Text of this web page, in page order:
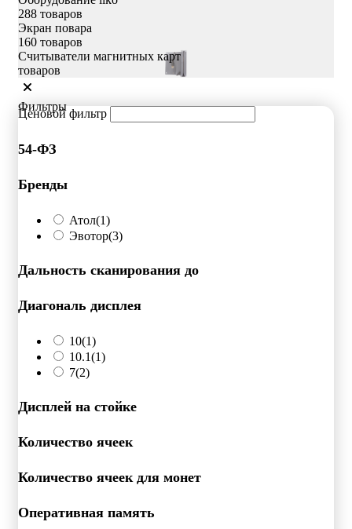
288 товаров
Экран повара
160 товаров
Считыватели магнитных карт
товаров
Фильтры
Ценовой фильтр
54-ФЗ
Бренды
Атол(1)
Эвотор(3)
Дальность сканирования до
Диагональ дисплея
10(1)
10.1(1)
7(2)
Дисплей на стойке
Количество ячеек
Количество ячеек для монет
Оперативная память